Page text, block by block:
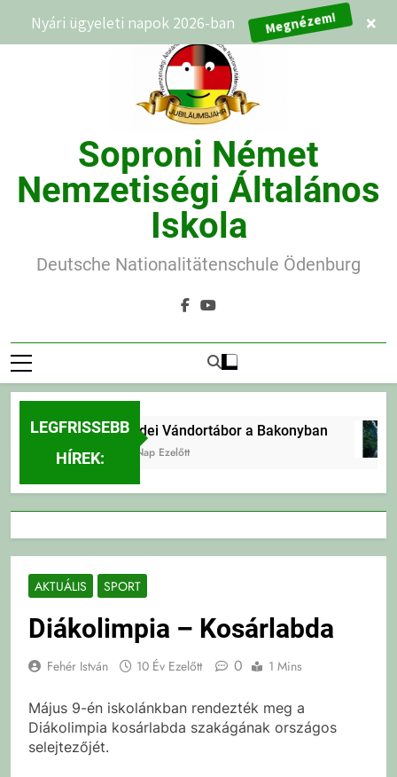
Soproni Német
Nemzetiségi Általános
Iskola
Deutsche Nationalitätenschule Ödenburg
LEGFRISSEBB
HÍREK:
Erdei Vándortábor a Bakonyban
2 Nap Ezelőtt
AKTUÁLIS SPORT
Diákolimpia – Kosárlabda
Fehér István 10 Év Ezelőtt 0 1 Mins
Május 9-én iskolánkban rendezték meg a
Diákolimpia kosárlabda szakágának országos
selejtezőjét.
Nyári ügyeleti napok 2026-ban Megnézem! ×